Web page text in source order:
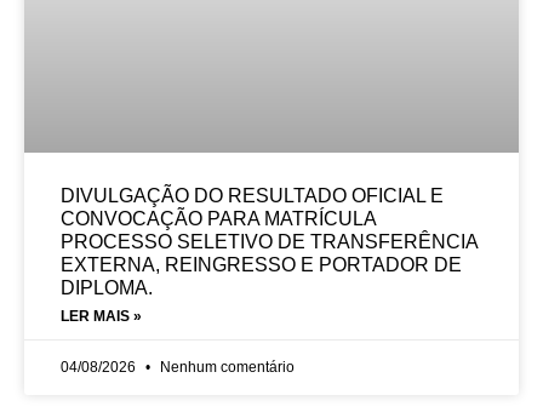
DIVULGAÇÃO DO RESULTADO OFICIAL E
CONVOCAÇÃO PARA MATRÍCULA
PROCESSO SELETIVO DE TRANSFERÊNCIA
EXTERNA, REINGRESSO E PORTADOR DE
DIPLOMA.
LER MAIS »
04/08/2026 Nenhum comentário